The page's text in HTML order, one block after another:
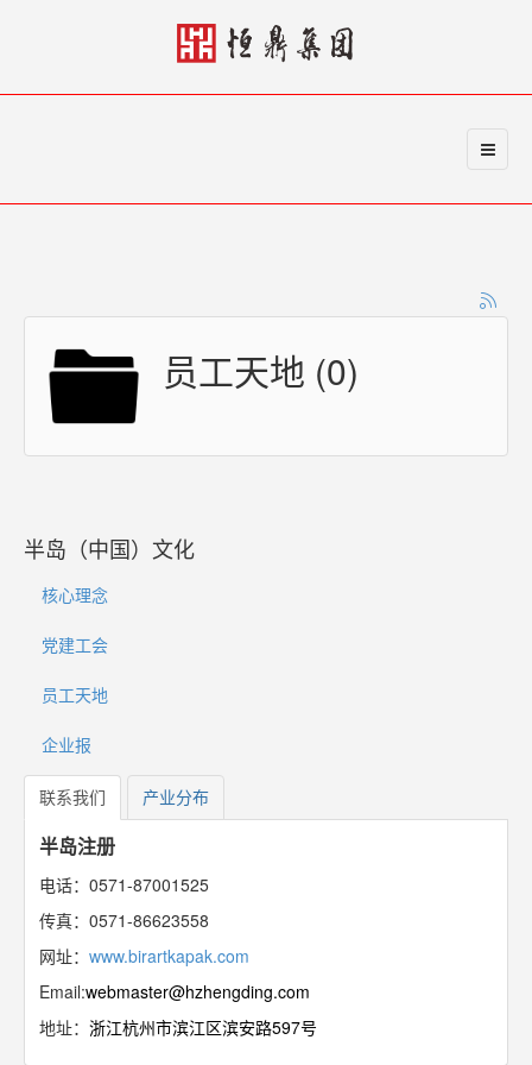
员工天地 (0)
半岛（中国）文化
核心理念
党建工会
员工天地
企业报
联系我们 产业分布
半岛注册
电话：0571-87001525
传真：0571-86623558
网址： www.birartkapak.com
Email:webmaster@hzhengding.com
地址： 浙江杭州市滨江区滨安路597号